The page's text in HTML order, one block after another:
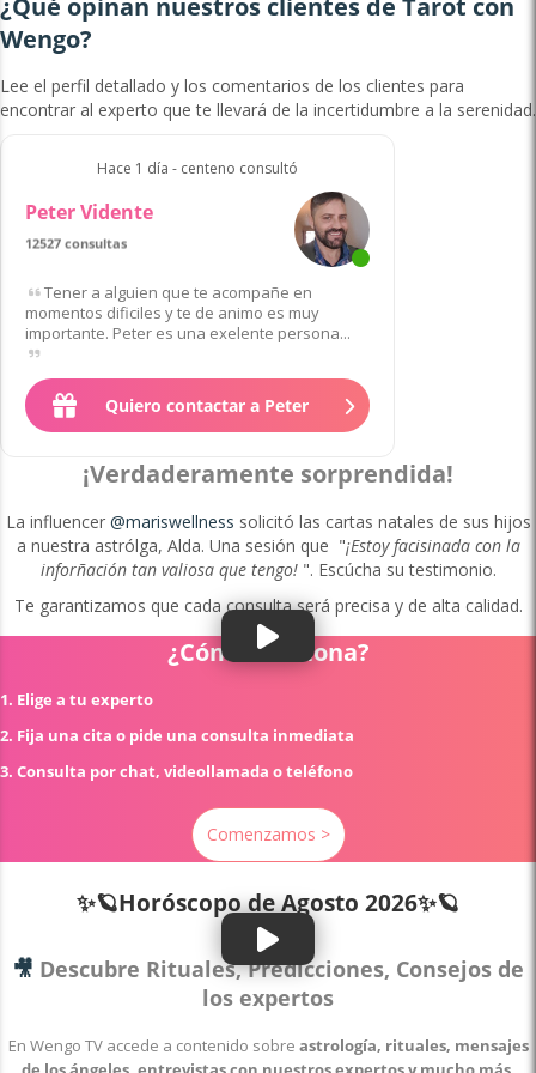
Wengo?
Lee el perfil detallado y los comentarios de los clientes para
encontrar al experto que te llevará de la incertidumbre a la serenidad.
Hace 1 día - centeno consultó
Peter Vidente
12527 consultas
de 135 clientes
Tener a alguien que te acompañe en
momentos dificiles y te de animo es muy
importante. Peter es una exelente persona...
Quiero contactar a Peter
¡Verdaderamente sorprendida!
La influencer @mariswellness solicitó las cartas natales de sus hijos
a nuestra astrólga, Alda. Una sesión que "¡Estoy facisinada con la
inforñación tan valiosa que tengo!". Escúcha su testimonio.
Te garantizamos que cada consulta será precisa y de alta calidad.
¿Cómo funciona?
1. Elige a tu experto
2. Fija una cita o pide una consulta inmediata
3. Consulta por chat, videollamada o teléfono
Comenzamos >
✨🪐Horóscopo deAgosto 2026✨🪐
🎥 Descubre Rituales, Predicciones, Consejos de
los expertos
En Wengo TV accede a contenido sobre astrología, rituales, mensajes